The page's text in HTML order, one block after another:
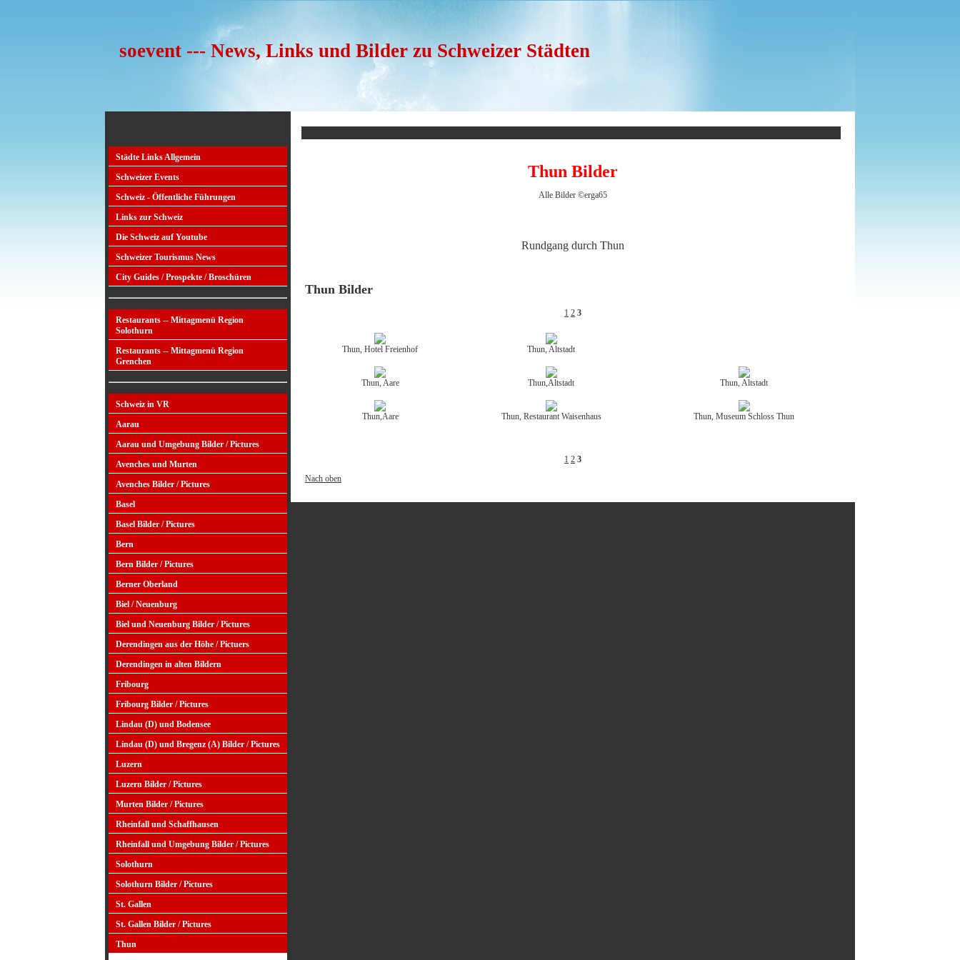
soevent --- News, Links und Bilder zu Schweizer Städten
Städte Links Allgemein
Schweizer Events
Schweiz - Öffentliche Führungen
Links zur Schweiz
Die Schweiz auf Youtube
Schweizer Tourismus News
City Guides / Prospekte / Broschüren
Restaurants -- Mittagmenü Region
Solothurn
Restaurants -- Mittagmenü Region
Grenchen
Schweiz in VR
Aarau
Aarau und Umgebung Bilder / Pictures
Avenches und Murten
Avenches Bilder / Pictures
Basel
Basel Bilder / Pictures
Bern
Bern Bilder / Pictures
Berner Oberland
Biel / Neuenburg
Biel und Neuenburg Bilder / Pictures
Derendingen aus der Höhe / Pictuers
Derendingen in alten Bildern
Fribourg
Fribourg Bilder / Pictures
Lindau (D) und Bodensee
Lindau (D) und Bregenz (A) Bilder / Pictures
Luzern
Luzern Bilder / Pictures
Murten Bilder / Pictures
Rheinfall und Schaffhausen
Rheinfall und Umgebung Bilder / Pictures
Solothurn
Solothurn Bilder / Pictures
St. Gallen
St. Gallen Bilder / Pictures
Thun
Thun Bilder
Alle Bilder ©erga65
Rundgang durch Thun
Thun Bilder
1 2 3
Thun, Hotel Freienhof Thun, Altstadt
Thun, Aare Thun,Altstadt Thun, Altstadt
Thun,Aare Thun, Restaurant Waisenhaus Thun, Museum Schloss Thun
1 2 3
Nach oben